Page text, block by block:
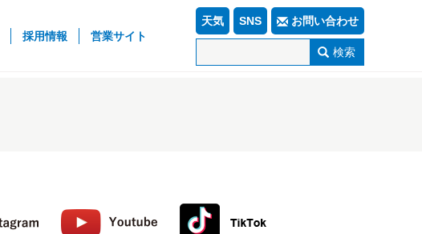
採用情報 営業サイト
天気 SNS お問い合わせ
検索